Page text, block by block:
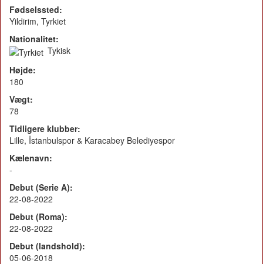
Fødselssted:
Yildirim, Tyrkiet
Nationalitet:
Tykisk
Højde:
180
Vægt:
78
Tidligere klubber:
Lille, İstanbulspor & Karacabey Belediyespor
Kælenavn:
-
Debut (Serie A):
22-08-2022
Debut (Roma):
22-08-2022
Debut (landshold):
05-06-2018